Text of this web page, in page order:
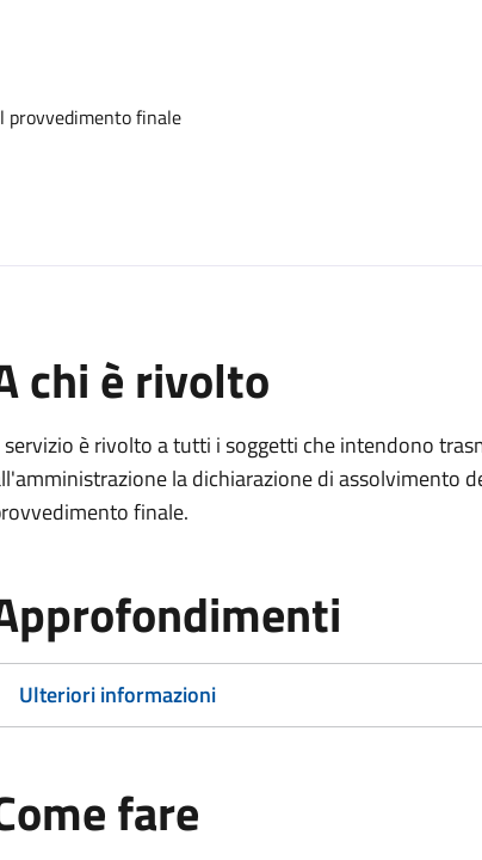
provvedimento finale
chi è rivolto
servizio è rivolto a tutti i soggetti che intendono
la dichiarazione di assolvimento
finale.
Ulteriori informazioni
fare